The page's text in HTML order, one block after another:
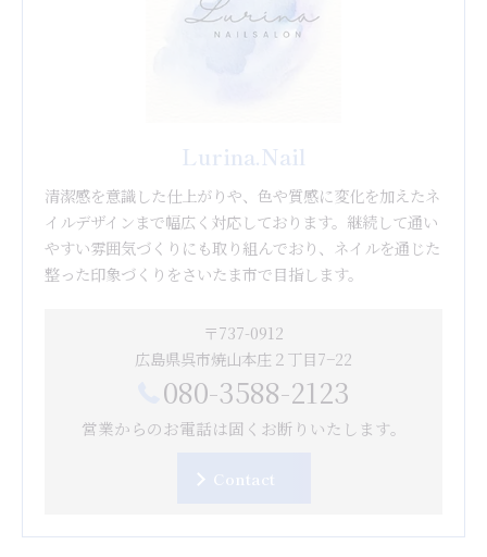
Lurina.Nail
清潔感を意識した仕上がりや、色や質感に変化を加えたネ
イルデザインまで幅広く対応しております。継続して通い
やすい雰囲気づくりにも取り組んでおり、ネイルを通じた
整った印象づくりをさいたま市で目指します。
〒737-0912
広島県呉市焼山本庄２丁目7−22
080-3588-2123
営業からのお電話は固くお断りいたします。
Contact